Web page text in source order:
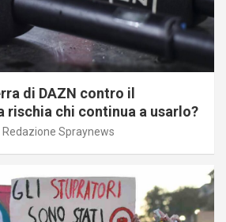
di DAZN contro il
rischia chi continua a usarlo?
Redazione Spraynews